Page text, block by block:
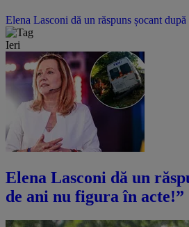
Elena Lasconi dă un răspuns șocant
Ieri
Elena Lasconi dă un
de ani nu figura în acte!”